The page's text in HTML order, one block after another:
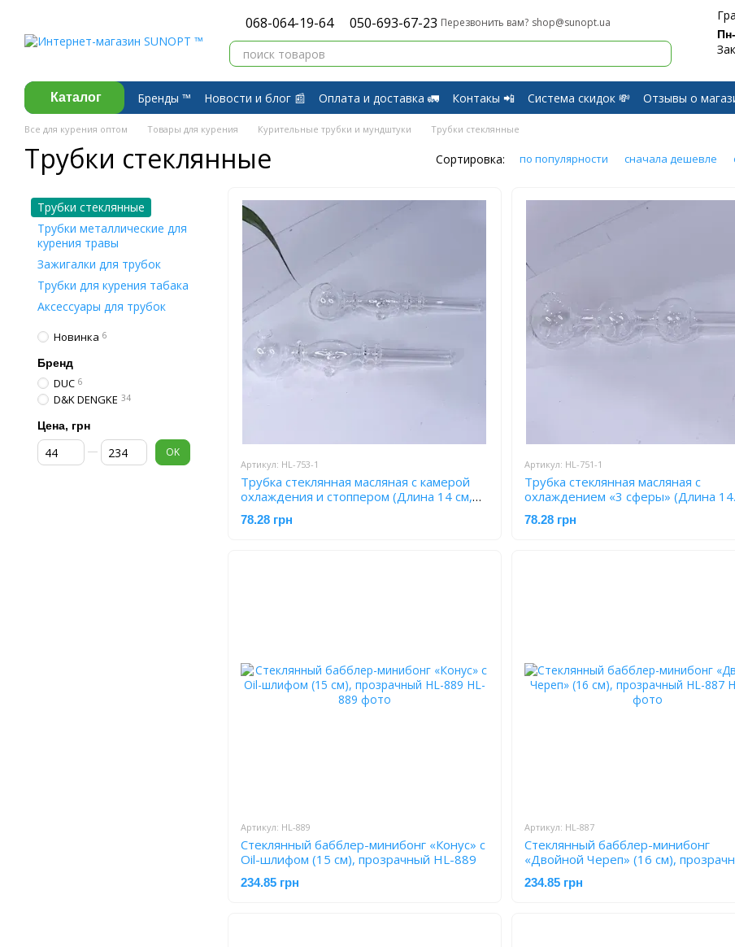
068-064-19-64 050-693-67-23 Перезвонить вам? shop@sunopt.ua
Каталог Бренды ™️ Новости и блог 📰 Оплата и доставка 🚛 Контакы 📲 Система скидок 💸 Отзывы о
Договор публичной оферты
Обмен и Возврат
Все для курения оптом Товары для курения Курительные трубки и мундштуки Трубки стеклянные
Трубки стеклянные Сортировка: по популярности сначала дешевле
Артикул: HL-753-1
Трубка стеклянная масляная с камерой
охлаждения и стоппером (Длина 14 см,
прозрачная) HL-753-1
78.28 грн
Артикул: HL-751-1
Трубка стеклянная масляная с
охлаждением «3 сферы» (Длина
прозрачная) HL-751-1
78.28 грн
Артикул: HL-889
Стеклянный бабблер-минибонг «Конус» с
Oil-шлифом (15 см), прозрачный HL-889
234.85 грн
Артикул: HL-887
Стеклянный бабблер-минибонг
«Двойной Череп» (16 см),
HL-887
234.85 грн
Трубки стеклянные
Трубки металлические для
курения травы
Зажигалки для трубок
Трубки для курения табака
Аксессуары для трубок
Новинка 6
Бренд
DUC 6
D&K DENGKE 34
Цена, грн
От Цена, грн
До Цена, грн OK